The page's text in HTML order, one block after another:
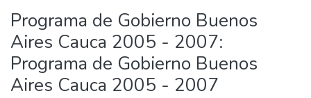
Programa de Gobierno Buenos
Aires Cauca 2005 - 2007:
Programa de Gobierno Buenos
Aires Cauca 2005 - 2007